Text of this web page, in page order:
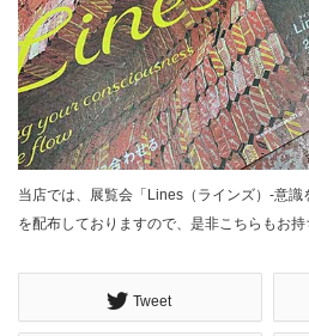
当店では、展覧会「Lines（ラインズ）-意
を配布しておりますので、是非こちらもお持
Tweet